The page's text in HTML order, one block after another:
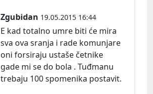
Zgubidan 19.05.2015 16:44
E kad totalno umre biti će mira
sva ova sranja i rade komunjare
oni forsiraju ustaše četnike
gade mi se do bola . Tuđmanu
trebaju 100 spomenika postavit.